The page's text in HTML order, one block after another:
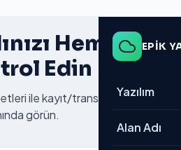
EPİK
Yazılım
→ Tümü
Alan Adı
Hemen
Edin
ile kayıt/transfer fiyatlarını
görün.